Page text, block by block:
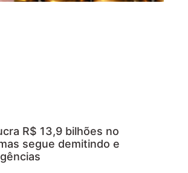
R$ 13,9 bilhões no
segue demitindo e